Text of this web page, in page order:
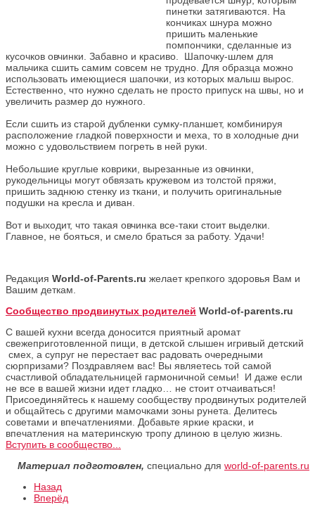
пинетки затягиваются. На
кончиках шнура можно
пришить маленькие
помпончики, сделанные из
кусочков овчинки. Забавно и красиво. Шапочку-шлем для
мальчика сшить самим совсем не трудно. Для образца можно
использовать имеющиеся шапочки, из которых малыш вырос.
Естественно, что нужно сделать не просто припуск на швы, но и
увеличить размер до нужного.
Если сшить из старой дубленки сумку-планшет, комбинируя
расположение гладкой поверхности и меха, то в холодные дни
можно с удовольствием погреть в ней руки.
Небольшие круглые коврики, вырезанные из овчинки,
рукодельницы могут обвязать кружевом из толстой пряжи,
пришить заднюю стенку из ткани, и получить оригинальные
подушки на кресла и диван.
Вот и выходит, что такая овчинка все-таки стоит выделки.
Главное, не бояться, и смело браться за работу. Удачи!
Редакция World-of-Parents.ru желает крепкого здоровья Вам и
Вашим деткам.
Сообщество продвинутых родителей World-of-parents.ru
С вашей кухни всегда доносится приятный аромат
свежеприготовленной пищи, в детской слышен игривый детский
смех, а супруг не перестает вас радовать очередными
сюрпризами? Поздравляем вас! Вы являетесь той самой
счастливой обладательницей гармоничной семьи! И даже если
не все в вашей жизни идет гладко… не стоит отчаиваться!
Присоединяйтесь к нашему сообществу продвинутых родителей
и общайтесь с другими мамочками зоны рунета. Делитесь
советами и впечатлениями. Добавьте яркие краски, и
впечатления на материнскую тропу длиною в целую жизнь.
Вступить в сообщество...
Материал подготовлен, специально для world-of-parents.ru
Назад
Вперёд